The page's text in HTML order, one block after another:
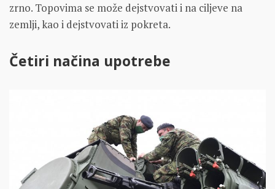
zrno. Topovima se može dejstvovati i na ciljeve na
zemlji, kao i dejstvovati iz pokreta.
Četiri načina upotrebe